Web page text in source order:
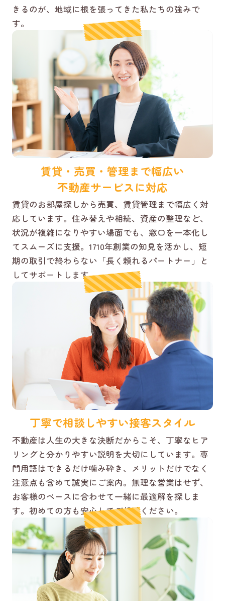
きるのが、地域に根を張ってきた私たちの強みで
す。
賃貸・売買・管理まで幅広い
不動産サービスに対応
賃貸のお部屋探しから売買、賃貸管理まで幅広く対
応しています。住み替えや相続、資産の整理など、
状況が複雑になりやすい場面でも、窓口を一本化し
てスムーズに支援。1710年創業の知見を活かし、短
期の取引で終わらない「長く頼れるパートナー」と
してサポートします。
丁寧で相談しやすい接客スタイル
不動産は人生の大きな決断だからこそ、丁寧なヒア
リングと分かりやすい説明を大切にしています。専
門用語はできるだけ噛み砕き、メリットだけでなく
注意点も含めて誠実にご案内。無理な営業はせず、
お客様のペースに合わせて一緒に最適解を探しま
す。初めての方も安心してご相談ください。